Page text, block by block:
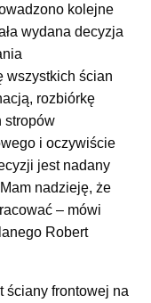
kolejne
wydana decyzja
wszystkich ścian
rozbiórkę
stropów
i oczywiście
jest nadany
nadzieję, że
– mówi
Robert
ściany frontowej na